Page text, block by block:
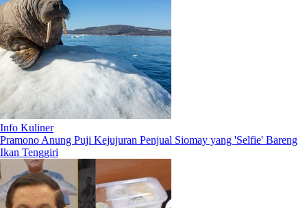
Info Kuliner
Pramono Anung Puji Kejujuran Penjual Siomay yang 'Selfie' Bareng
Ikan Tenggiri